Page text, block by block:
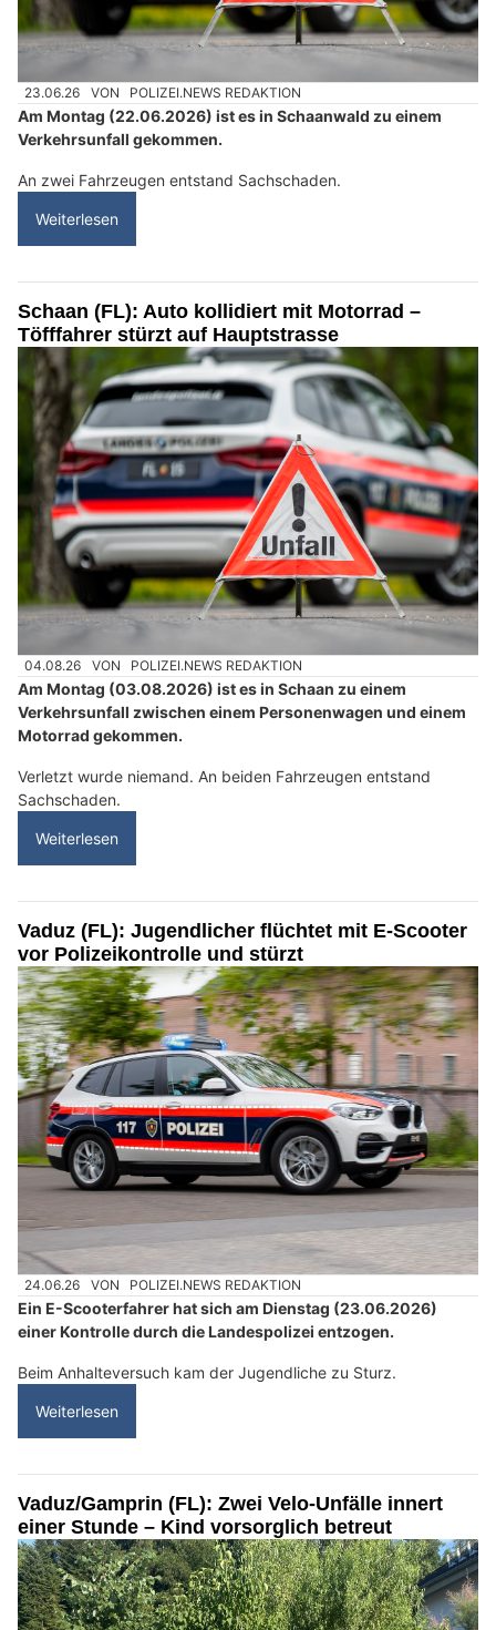
23.06.26 VON POLIZEI.NEWS REDAKTION
Am Montag (22.06.2026) ist es in Schaanwald zu einem
Verkehrsunfall gekommen.
An zwei Fahrzeugen entstand Sachschaden.
Weiterlesen
Schaan (FL): Auto kollidiert mit Motorrad –
Töfffahrer stürzt auf Hauptstrasse
04.08.26 VON POLIZEI.NEWS REDAKTION
Am Montag (03.08.2026) ist es in Schaan zu einem
Verkehrsunfall zwischen einem Personenwagen und einem
Motorrad gekommen.
Verletzt wurde niemand. An beiden Fahrzeugen entstand
Sachschaden.
Weiterlesen
Vaduz (FL): Jugendlicher flüchtet mit E-Scooter
vor Polizeikontrolle und stürzt
24.06.26 VON POLIZEI.NEWS REDAKTION
Ein E-Scooterfahrer hat sich am Dienstag (23.06.2026)
einer Kontrolle durch die Landespolizei entzogen.
Beim Anhalteversuch kam der Jugendliche zu Sturz.
Weiterlesen
Vaduz/Gamprin (FL): Zwei Velo-Unfälle innert
einer Stunde – Kind vorsorglich betreut